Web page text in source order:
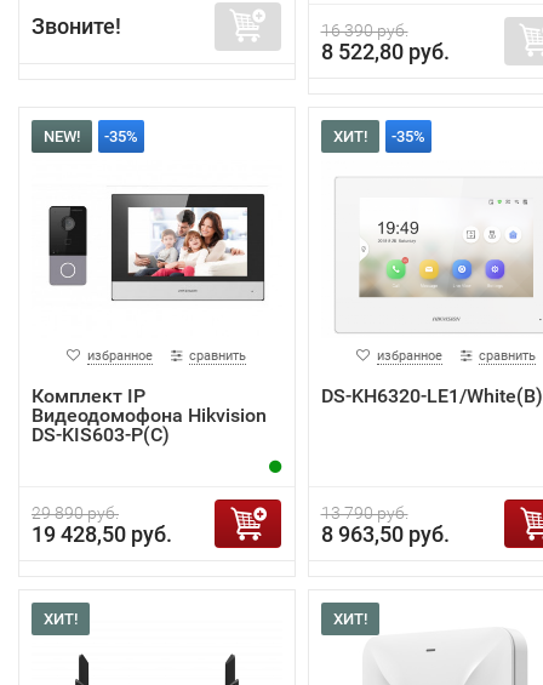
Звоните! 16 390 руб.
8 522,80 руб.
NEW! -35%
избранное сравнить
Комплект IP
Видеодомофона Hikvision
DS-KIS603-P(C)
29 890 руб.
19 428,50 руб.
ХИТ! -35%
избранное сравнить
DS-KH6320-LE1/White(B)
13 790 руб.
8 963,50 руб.
ХИТ! ХИТ!